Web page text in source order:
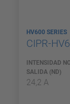
HV600 SERIES
CIPR-
INTENSIDAD
SALIDA (ND)
24,2 A